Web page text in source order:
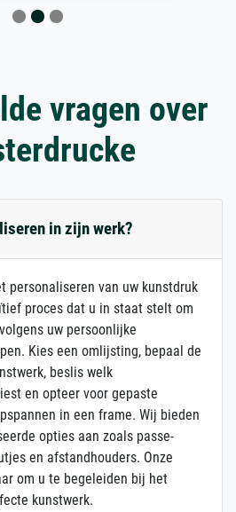
vragen over
in zijn werk?
personaliseren van uw kunstdruk
proces dat u in staat stelt om
uw persoonlijke
Kies een omlijsting, bepaal de
beslis welk
en opteer voor gepaste
in een frame. Wij bieden
opties aan zoals passe-
en afstandhouders. Onze
om u te begeleiden bij het
kunstwerk.